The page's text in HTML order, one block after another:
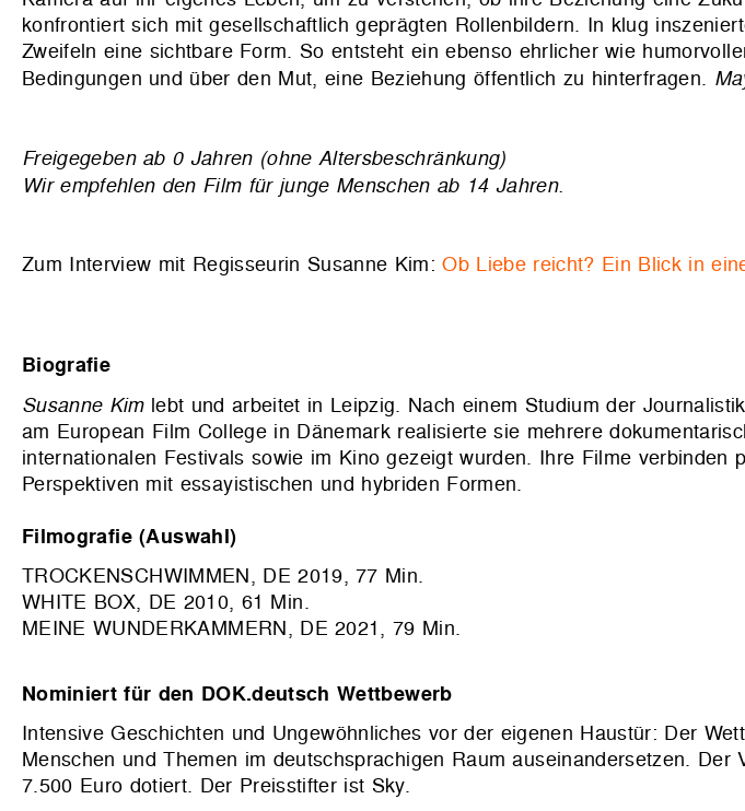
konfrontiert sich mit gesellschaftlich geprägten Rollenbildern. In klug
Zweifeln eine sichtbare Form. So entsteht ein ebenso ehrlicher wie
Bedingungen und über den Mut, eine Beziehung öffentlich zu hinterfragen.
Freigegeben ab 0 Jahren (ohne Altersbeschränkung)
Wir empfehlen den Film für junge Menschen ab 14 Jahren.
Zum Interview mit Regisseurin Susanne Kim:Ob Liebe reicht? Ein Blick in
Biografie
Susanne Kimlebt und arbeitet in Leipzig. Nach einem Studium der
am European Film College in Dänemark realisierte sie mehrere
internationalen Festivals sowie im Kino gezeigt wurden. Ihre Filme verbinden
Perspektiven mit essayistischen und hybriden Formen.
Filmografie (Auswahl)
TROCKENSCHWIMMEN, DE 2019, 77 Min.
WHITE BOX, DE 2010, 61 Min.
MEINE WUNDERKAMMERN, DE 2021, 79 Min.
Nominiert für den DOK.deutsch Wettbewerb
Intensive Geschichten und Ungewöhnliches vor der eigenen Haustür: Der
Menschen und Themen im deutschsprachigen Raum auseinandersetzen. Der
7.500 Euro dotiert. Der Preisstifter ist Sky.